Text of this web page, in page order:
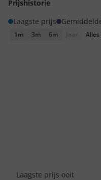
Prijshistorie
Laagste prijs
1m 3m 6m Jaar Alles
Laagste prijs ooit